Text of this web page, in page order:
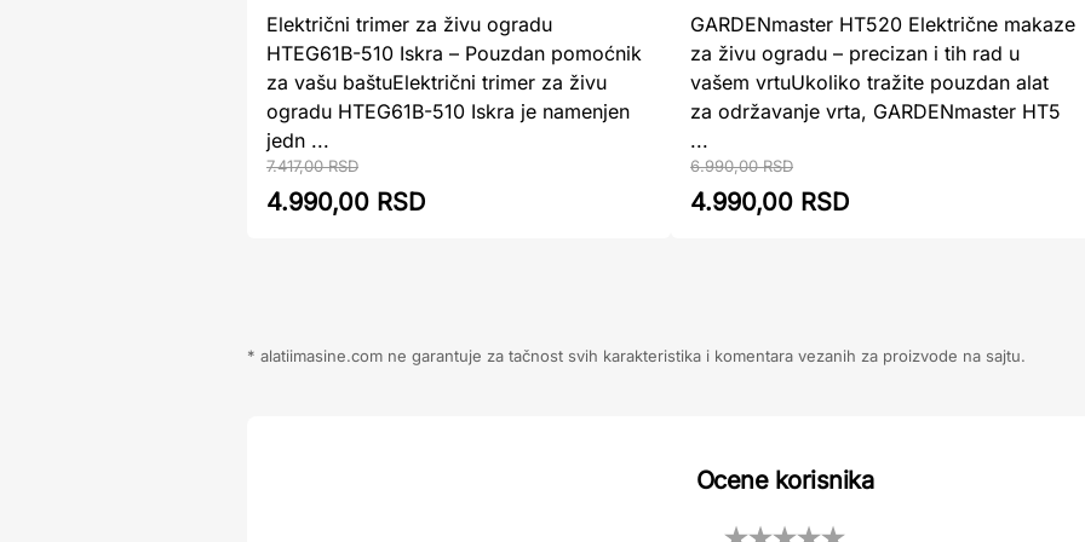
Električni trimer za živu ogradu
HTEG61B-510 Iskra – Pouzdan pomoćnik
za vašu baštuElektrični trimer za živu
ogradu HTEG61B-510 Iskra je namenjen
jedn ...
7.417,00 RSD
4.990,00 RSD
GARDENmaster HT520 Električne makaze
za živu ogradu – precizan i tih rad u
vašem vrtuUkoliko tražite pouzdan alat
za održavanje vrta, GARDENmaster HT5
...
6.990,00 RSD
4.990,00 RSD
* alatiimasine.com ne garantuje za tačnost svih karakteristika i komentara vezanih za proizvode na sajtu.
Ocene korisnika